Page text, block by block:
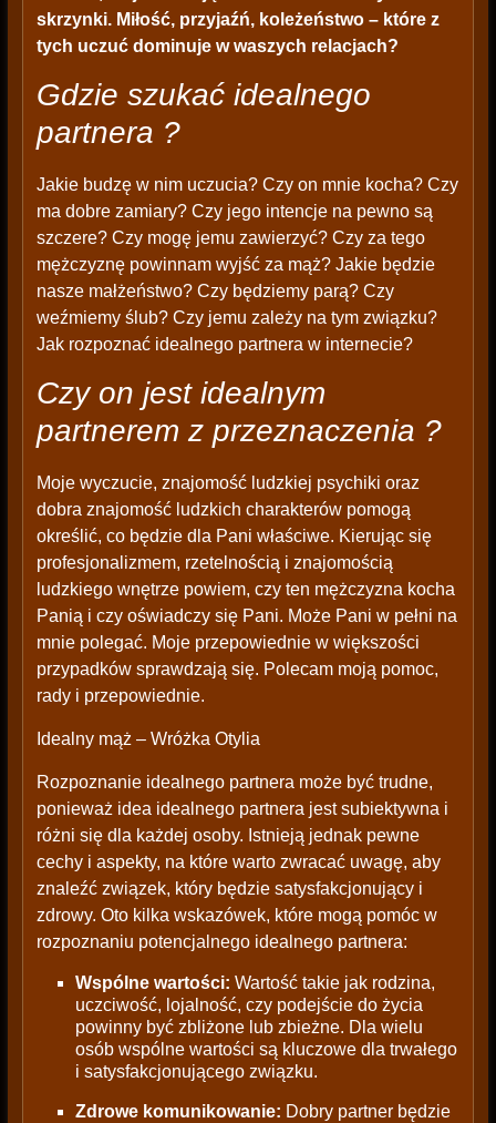
skrzynki. Miłość, przyjaźń, koleżeństwo – które z
tych uczuć dominuje w waszych relacjach?
Gdzie szukać idealnego
partnera ?
Jakie budzę w nim uczucia? Czy on mnie kocha? Czy
ma dobre zamiary? Czy jego intencje na pewno są
szczere? Czy mogę jemu zawierzyć? Czy za tego
mężczyznę powinnam wyjść za mąż? Jakie będzie
nasze małżeństwo? Czy będziemy parą? Czy
weźmiemy ślub? Czy jemu zależy na tym związku?
Jak rozpoznać idealnego partnera w internecie?
Czy on jest idealnym
partnerem z przeznaczenia ?
Moje wyczucie, znajomość ludzkiej psychiki oraz
dobra znajomość ludzkich charakterów pomogą
określić, co będzie dla Pani właściwe. Kierując się
profesjonalizmem, rzetelnością i znajomością
ludzkiego wnętrze powiem, czy ten mężczyzna kocha
Panią i czy oświadczy się Pani. Może Pani w pełni na
mnie polegać. Moje przepowiednie w większości
przypadków sprawdzają się. Polecam moją pomoc,
rady i przepowiednie.
Idealny mąż – Wróżka Otylia
Rozpoznanie idealnego partnera może być trudne,
ponieważ idea idealnego partnera jest subiektywna i
różni się dla każdej osoby. Istnieją jednak pewne
cechy i aspekty, na które warto zwracać uwagę, aby
znaleźć związek, który będzie satysfakcjonujący i
zdrowy. Oto kilka wskazówek, które mogą pomóc w
rozpoznaniu potencjalnego idealnego partnera:
Wspólne wartości: Wartość takie jak rodzina,
uczciwość, lojalność, czy podejście do życia
powinny być zbliżone lub zbieżne. Dla wielu
osób wspólne wartości są kluczowe dla trwałego
i satysfakcjonującego związku.
Zdrowe komunikowanie: Dobry partner będzie